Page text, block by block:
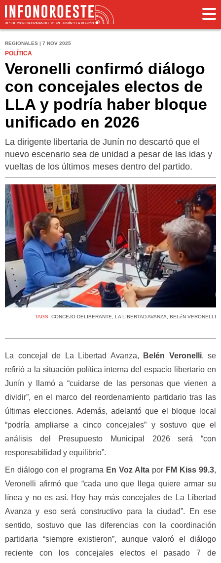
REGIONALES | 7 NOV 2025
POLÍTICA
Veronelli confirmó diálogo
con concejales electos de
LLA y podría haber bloque
unificado en 2026
La dirigente libertaria de Junín no descartó que el
nuevo escenario sea de unidad a pesar de las idas y
vueltas de los últimos meses dentro del partido.
TAGS: CONCEJO DELIBERANTE, LA LIBERTAD AVANZA, BELéN VERONELLI
La concejal de La Libertad Avanza, Belén Veronelli, se
refirió a la situación política interna del espacio libertario en
Junín y llamó a “cuidarse de las personas que vienen a
dividir”, en el marco del reordenamiento partidario tras las
últimas elecciones. Además, adelantó que el bloque local
“podría ampliarse a cinco concejales” y sostuvo que el
análisis del Presupuesto Municipal 2026 será “con
responsabilidad y equilibrio”.
En diálogo con el programa En Voz Alta por FM Kiss 99.3,
Veronelli afirmó que “cada uno que llega quiere armar su
línea y no es así. Hoy hay más concejales de La Libertad
Avanza y eso será constructivo para la ciudad”. En ese
sentido, sostuvo que las diferencias con la coordinación
partidaria “siempre existieron”, aunque valoró el diálogo
reciente con los concejales electos el pasado 7 de